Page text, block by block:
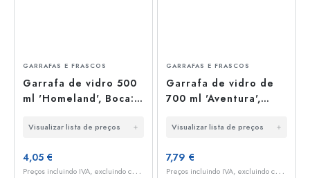
GARRAFAS E FRASCOS
Garrafa de vidro 500
ml 'Homeland', Boca:
Visualizar lista de preços
4,05 €
P
reços incluindo IVA, excluindo custos de envio
GARRAFAS E FRASCOS
Garrafa de vidro de
700 ml 'Aventura',
Visualizar lista de preços
7,79 €
P
reços incluindo IVA, excluindo custos de envio